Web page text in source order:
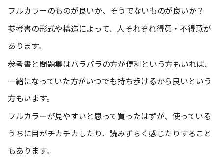
フルカラーのものが良いか、そうでないものが良いか？
参考書の形式や構造によって、人それぞれ得意・不得意が
あります。
参考書と問題集はバラバラの方が便利という方もいれば、
一緒になっていた方がいつでも持ち歩けるから良いという
方もいます。
フルカラーが見やすいと思って買ったはずが、使っている
うちに目がチカチカしたり、読みずらく感じたりすること
もあります。